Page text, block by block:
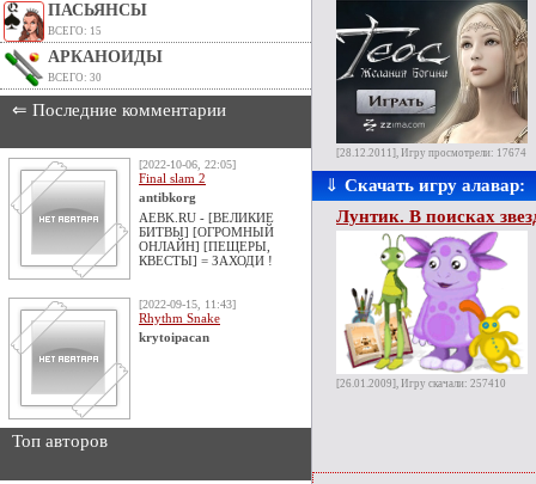
ПАСЬЯНСЫ
ВСЕГО: 15
АРКАНОИДЫ
ВСЕГО: 30
⇐ Последние комментарии
[2022-10-06, 22:05]
Final slam 2
antibkorg
AEBK.RU - [ВЕЛИКИЕ
БИТВЫ] [ОГРОМНЫЙ
ОНЛАЙН] [ПЕЩЕРЫ,
КВЕСТЫ] = ЗАХОДИ !
[2022-09-15, 11:43]
Rhythm Snake
krytoipacan
Топ авторов
[28.12.2011], Игру просмотрели: 17674
⇓ Скачать игру алавар:
Лунтик. В поисках
[26.01.2009], Игру скачали: 257410